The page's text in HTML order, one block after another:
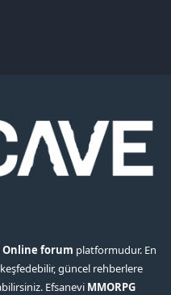
Online forum platformudur. En
keşfedebilir, güncel rehberlere
Efsanevi MMORPG